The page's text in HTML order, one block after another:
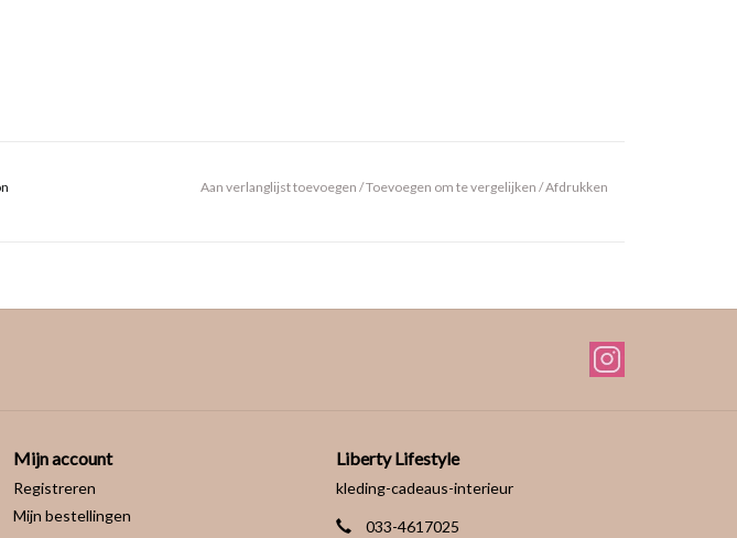
Aan verlanglijst toevoegen /Toevoegen om te vergelijken /Afdrukken
Mijn account
Registreren
Mijn bestellingen
Liberty Lifestyle
kleding-cadeaus-interieur
033-4617025